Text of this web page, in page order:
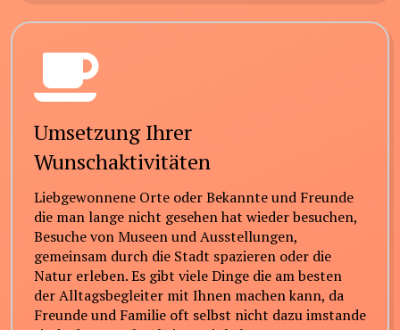
Umsetzung Ihrer
Wunschaktivitäten
Liebgewonnene Orte oder Bekannte und Freunde
die man lange nicht gesehen hat wieder besuchen,
Besuche von Museen und Ausstellungen,
gemeinsam durch die Stadt spazieren oder die
Natur erleben. Es gibt viele Dinge die am besten
der Alltagsbegleiter mit Ihnen machen kann, da
Freunde und Familie oft selbst nicht dazu imstande